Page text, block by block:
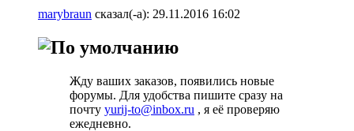
marybraun сказал(-а): 29.11.2016 16:02
Жду ваших заказов, появились новые
форумы. Для удобства пишите сразу на
почту yurij-to@inbox.ru , я её проверяю
ежедневно.